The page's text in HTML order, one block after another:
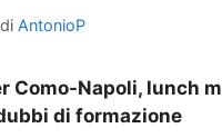
di AntonioP
Como-Napoli, lunch
di formazione